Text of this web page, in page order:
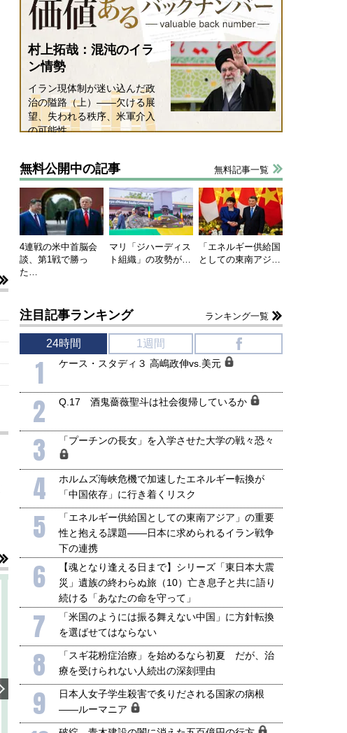
韓国にも理解してほしい「極東
1905年体制」における日米韓安
全保障協力の意味
千々和泰明
ホルムズ海峡危機で加速したエ
ネルギー転換が「中国依存」に
小山堅
村上拓哉：混沌のイラ
ン情勢
イラン現体制が迷い込んだ政
治の隘路（上）――欠ける展
望、失われる秩序、米軍介入
の可能性
無料公開中の記事 無料記事一覧
4連戦の米中首脳会
談、第1戦で勝っ
た…
マリ「ジハーディス
ト組織」の攻勢が…
「エネルギー供給国
としての東南アジ…
注目記事ランキング ランキング一覧
24時間 1週間
1 ケース・スタディ３ 高嶋政伸vs.美元
2 Q.17 酒鬼薔薇聖斗は社会復帰しているか
3 「プーチンの長女」を入学させた大学の戦々恐々
4
ホルムズ海峡危機で加速したエネルギー転換が
「中国依存」に行き着くリスク
5
「エネルギー供給国としての東南アジア」の重要
性と抱える課題――日本に求められるイラン戦争
下の連携
6
【魂となり逢える日まで】シリーズ「東日本大震
災」遺族の終わらぬ旅（10）亡き息子と共に語り
続ける「あなたの命を守って」
7
「米国のようには振る舞えない中国」に方針転換
を選ばせてはならない
8
「スギ花粉症治療」を始めるなら初夏 だが、治
療を受けられない人続出の深刻理由
9
日本人女子学生殺害で炙りだされる国家の病根
――ルーマニア